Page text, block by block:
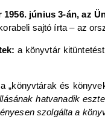
június 3-án, az
sajtó írta – az
a könyvtár
„könyvtárak és
hatvanadik
szolgálta a